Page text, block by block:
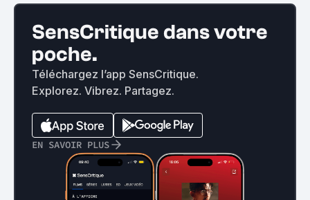
SensCritique dans votre
poche.
Téléchargez l’app SensCritique.
Explorez. Vibrez. Partagez.
EN SAVOIR PLUS